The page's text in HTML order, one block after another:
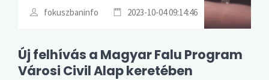
fokuszbaninfo 2023-10-04 09:14:46
Új felhívás a Magyar Falu Program
Városi Civil Alap keretében